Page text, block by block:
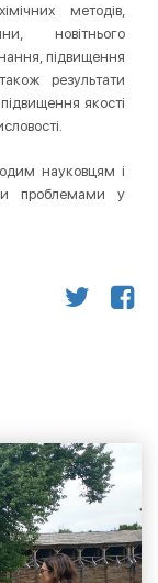
методів,
новітнього
підвищення
результати
якості
науковцям і
проблемами у